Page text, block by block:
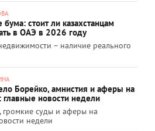
стоит ли казахстанцам
в ОАЭ в 2026 году
– наличие реального
Борейко, амнистия и аферы на
новости недели
суды и аферы на
недели